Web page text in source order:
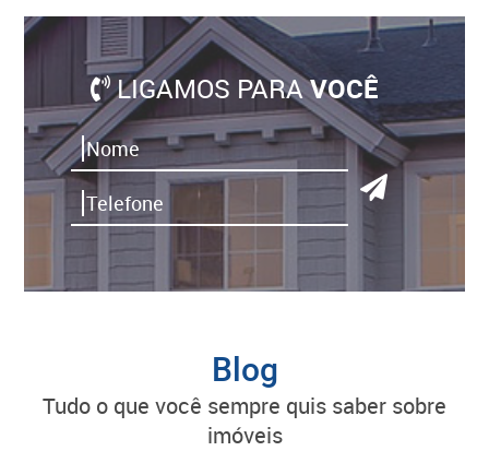
LIGAMOS PARAVOCÊ
Blog
tudo o que você sempre quis saber sobre
imóveis